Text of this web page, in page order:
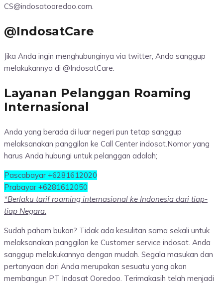
CS@indosatooredoo.com.
@IndosatCare
Jika Anda ingin menghubunginya via twitter, Anda sanggup
melakukannya di @IndosatCare.
Layanan Pelanggan Roaming
Internasional
Anda yang berada di luar negeri pun tetap sanggup
melaksanakan panggilan ke Call Center indosat.Nomor yang
harus Anda hubungi untuk pelanggan adalah;
Pascabayar +6281612020
Prabayar +6281612050
*Berlaku tarif roaming internasional ke Indonesia dari tiap-
tiap Negara.
Sudah paham bukan? Tidak ada kesulitan sama sekali untuk
melaksanakan panggilan ke Customer service indosat. Anda
sanggup melakukannya dengan mudah. Segala masukan dan
pertanyaan dari Anda merupakan sesuatu yang akan
membangun PT Indosat Ooredoo. Terimakasih telah menjadi